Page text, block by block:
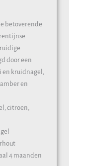
betoverende
door een
kruidnagel,
en
citroen,
4 maanden